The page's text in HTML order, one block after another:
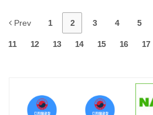
Prev 1 2 3 4 5
11 12 13 14 15 16 17